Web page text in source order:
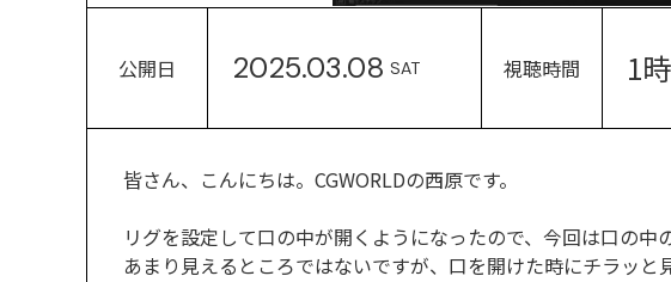
公開日 2025.03.08 SAT 視聴時間 1
皆さん、こんにちは。CGWORLDの西原です。
リグを設定して口の中が開くようになったので、今回は口の中
あまり見えるところではないですが、口を開けた時にチラッと